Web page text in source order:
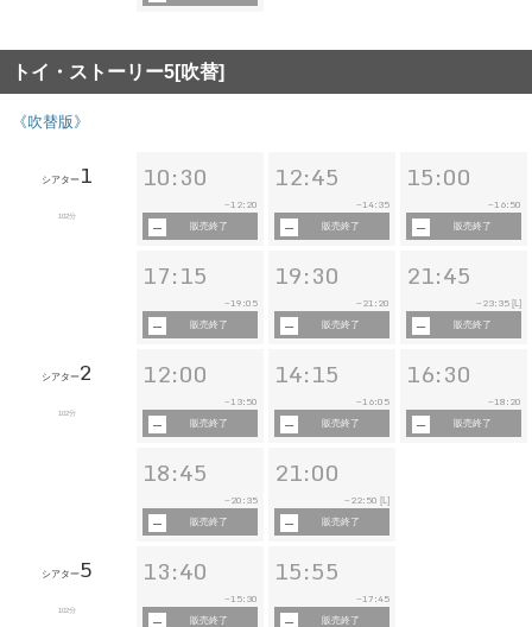
トイ・ストーリー5[吹替]
《吹替版》
シアター 1
102分
10:30
~ 12:20
販売終了
12:45
~ 14:35
販売終了
15:00
~ 16:50
販売終了
17:15
~ 19:05
販売終了
19:30
~ 21:20
販売終了
21:45
~ 23:35 [L]
販売終了
シアター2
102分
12:00
~ 13:50
販売終了
14:15
~ 16:05
販売終了
16:30
~ 18:20
販売終了
18:45
~ 20:35
販売終了
21:00
~ 22:50 [L]
販売終了
シアター5
102分
13:40
~ 15:30
販売終了
15:55
~ 17:45
販売終了